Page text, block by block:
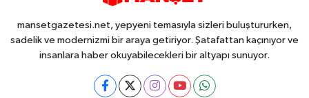
mansetgazetesi.net, yepyeni temasıyla sizleri buluştururken,
sadelik ve modernizmi bir araya getiriyor. Şatafattan kaçınıyor ve
insanlara haber okuyabilecekleri bir altyapı sunuyor.